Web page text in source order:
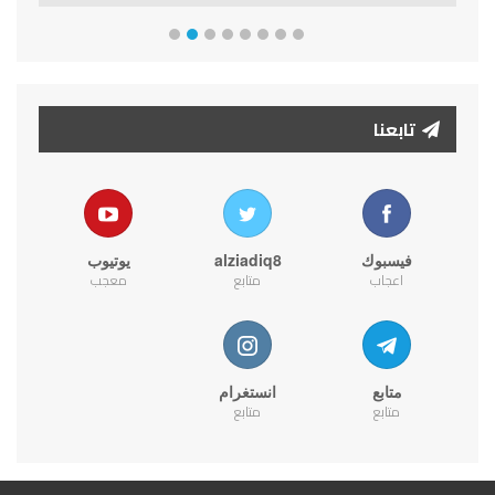
تابعنا
فيسبوك
اعجاب
alziadiq8
متابع
يوتيوب
معجب
متابع
متابع
انستغرام
متابع